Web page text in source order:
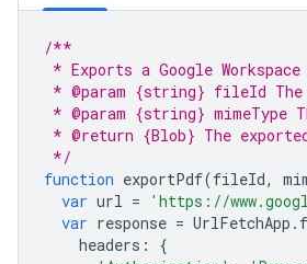
/**
* Exports a Google Workspace
* @param {string} fileId
* @param {string} mimeType
* @return {Blob} The
*/
function exportPdf(fileId,
var url =
'https://
var response = UrlFetchApp .
headers :
{